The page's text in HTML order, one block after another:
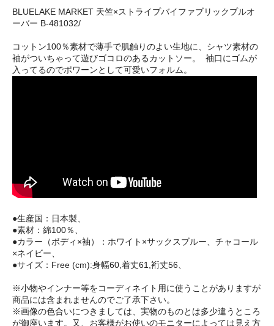
BLUELAKE MARKET 天竺×ストライプバイファブリックプルオ
ーバー B-481032/
コットン100％素材で薄手で肌触りのよい生地に、シャツ素材の
袖がついちゃって遊びゴコロのあるカットソー。 袖口にゴムが
入ってるのでポワーンとして可愛いフォルム。
●生産国：日本製、
●素材：綿100％、
●カラー（ボディ×袖）：ホワイト×サックスブルー、チャコール
×ネイビー、
●サイズ：Free (cm):身幅60,着丈61,裄丈56、
※小物やインナー等をコーディネイト用に使うことがありますが
商品には含まれませんのでご了承下さい。
※画像の色合いにつきましては、実物のものとは多少違うところ
が御座います。又、お客様がお使いのモニターによっては見え方